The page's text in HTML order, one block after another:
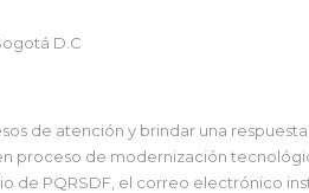
D.C
de atención y brindar una
de modernización
de PQRSDF, el correo electrónico